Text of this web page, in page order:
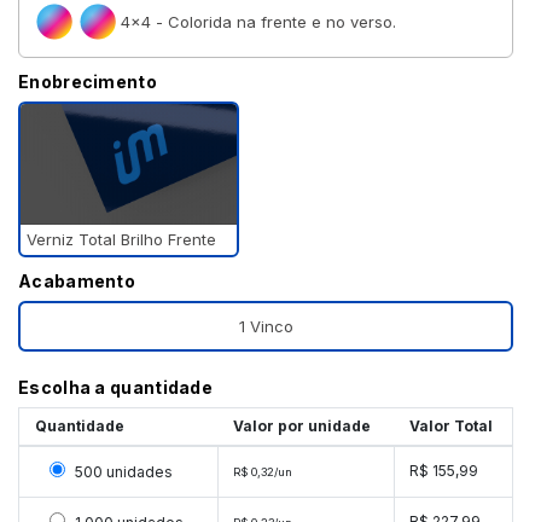
4×4 - Colorida na frente e no verso.
Enobrecimento
Verniz Total Brilho Frente
Acabamento
1 Vinco
Escolha a quantidade
Quantidade Valor por unidade Valor Total
Selecionar 500 unidades
500 unidades R$ 0,32/un R$ 155,99